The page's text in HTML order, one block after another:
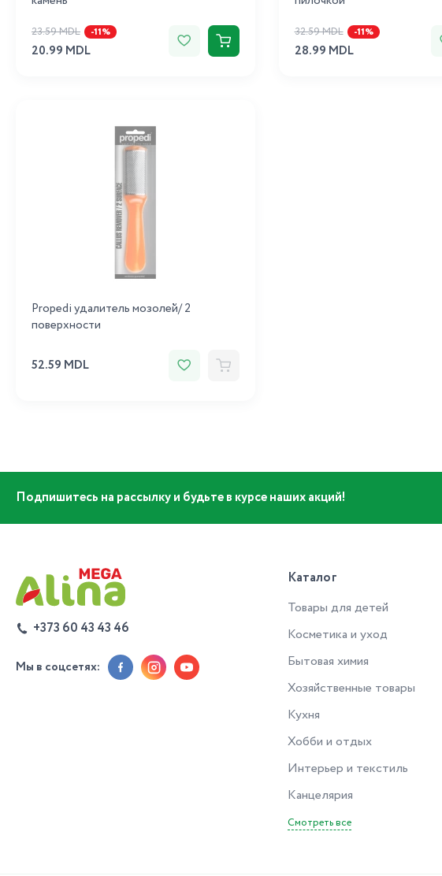
23.59 MDL -11%
20.99 MDL
32.59 MDL -11%
28.99 MDL
Propedi удалитель мозолей/ 2
поверхности
52.59 MDL
Подпишитесь на рассылку и будьте в курсе наших акций!
+373 60 43 43 46
Мы в соцсетях:
Каталог
Товары для детей
Косметика и уход
Бытовая химия
Хозяйственные товары
Кухня
Хобби и отдых
Интерьер и текстиль
Канцелярия
Смотреть все